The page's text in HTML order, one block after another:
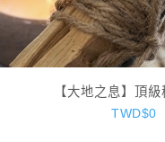
【大地之息】頂
TWD$0